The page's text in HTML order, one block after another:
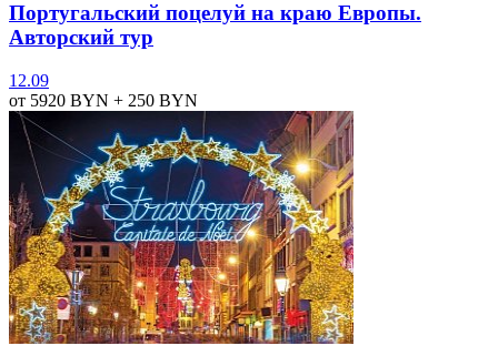
Португальский поцелуй на краю Европы.
Авторский тур
12.09
от 5920 BYN + 250 BYN